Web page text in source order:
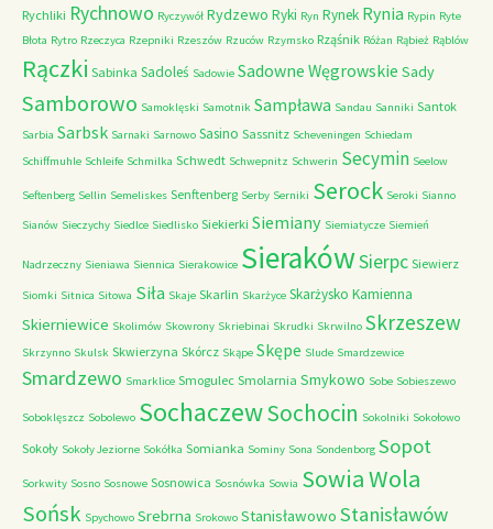
Rychliki Rychnowo Ryczywół Rydzewo Ryki Ryn Rynek Rynia Rypin Ryte
Błota Rytro Rzeczyca Rzepniki Rzeszów Rzuców Rzymsko Rząśnik Różan Rąbież Rąblów
Rączki Sabinka Sadoleś Sadowie Sadowne Węgrowskie Sady
Samborowo Samoklęski Samotnik Sampława Sandau Sanniki Santok
Sarbia Sarbsk Sarnaki Sarnowo Sasino Sassnitz Scheveningen Schiedam
Schiffmuhle Schleife Schmilka Schwedt Schwepnitz Schwerin Secymin Seelow
Seftenberg Sellin Semeliskes Senftenberg Serby Serniki Serock Seroki Sianno
Sianów Sieczychy Siedlce Siedlisko Siekierki Siemiany Siemiatycze Siemień
Nadrzeczny Sieniawa Siennica Sierakowice SierakówSierpc Siewierz
Siomki Sitnica Sitowa Siła Skaje Skarlin Skarżyce Skarżysko Kamienna
Skierniewice Skolimów Skowrony Skriebinai Skrudki Skrwilno Skrzeszew
Skrzynno Skulsk Skwierzyna Skórcz Skąpe Skępe Slude Smardzewice
Smardzewo Smarklice Smogulec Smolarnia Smykowo Sobe Sobieszewo
Soboklęszcz Sobolewo SochaczewSochocin Sokolniki Sokołowo
Sokoły Sokoły Jeziorne Sokółka Somianka Sominy Sona Sondenborg Sopot
Sorkwity Sosno Sosnowe Sosnowica Sosnówka Sowia Sowia Wola
Sońsk Spychowo Srebrna Srokowo Stanisławowo Stanisławów